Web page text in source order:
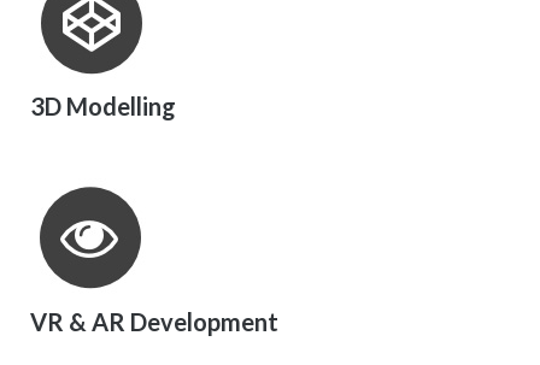
3D Modelling
VR & AR Development